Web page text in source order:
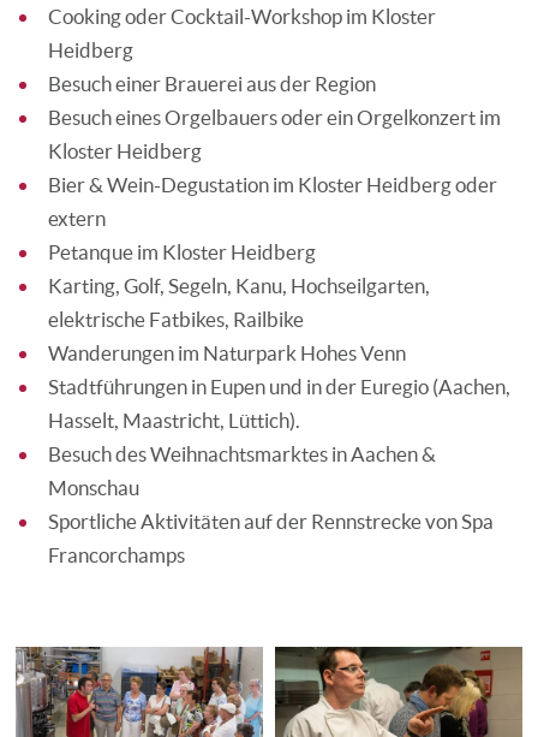
Cooking oder Cocktail-Workshop im Kloster
Heidberg
Besuch einer Brauerei aus der Region
Besuch eines Orgelbauers oder ein Orgelkonzert im
Kloster Heidberg
Bier & Wein-Degustation im Kloster Heidberg oder
extern
Petanque im Kloster Heidberg
Karting, Golf, Segeln, Kanu, Hochseilgarten,
elektrische Fatbikes, Railbike
Wanderungen im Naturpark Hohes Venn
Stadtführungen in Eupen und in der Euregio (Aachen,
Hasselt, Maastricht, Lüttich).
Besuch des Weihnachtsmarktes in Aachen &
Monschau
Sportliche Aktivitäten auf der Rennstrecke von Spa
Francorchamps